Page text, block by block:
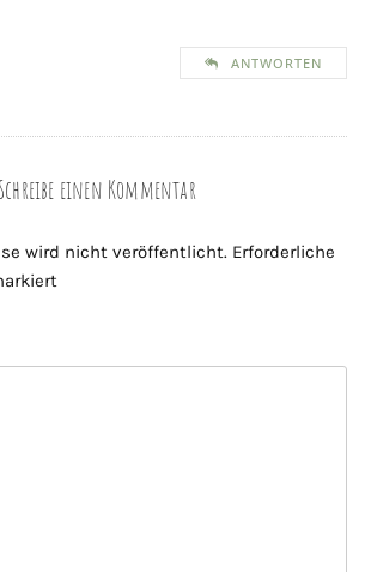
ANTWORTEN
Schreibe einen Kommentar
wird nicht veröffentlicht. Erforderliche